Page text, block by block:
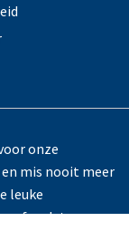
onze
mis nooit meer
leuke
of updates.